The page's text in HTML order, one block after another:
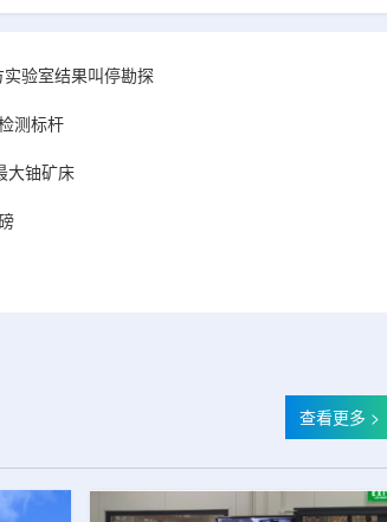
Arca: URA，资管超50亿美元)的跟踪基准，本次
CEO Alessandro Petruzzi 称，这使被动/主题投
资者可通过指数直接触达其 SOLO™ 微堆故事，
与 Cameco、Kazatomprom、Centrus、Oklo、
NuScale、X-energy、三菱重...
实验室结果叫停勘探
测标杆
大铀矿床
查看更多 >